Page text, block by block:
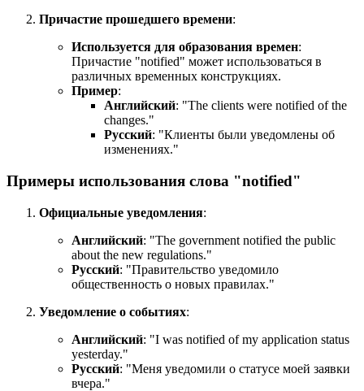
Причастие прошедшего времени:
Используется для образования времен:
Причастие "notified" может использоваться в
различных временных конструкциях.
Пример:
Английский: "The clients were notified of the
changes."
Русский: "Клиенты были уведомлены об
изменениях."
Примеры использования слова "notified"
Официальные уведомления:
Английский: "The government notified the public
about the new regulations."
Русский: "Правительство уведомило
общественность о новых правилах."
Уведомление о событиях:
Английский: "I was notified of my application status
yesterday."
Русский: "Меня уведомили о статусе моей заявки
вчера."